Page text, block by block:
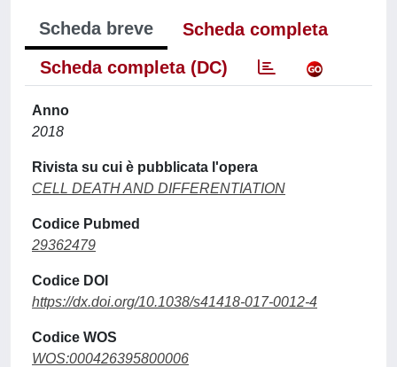
Scheda breve
Scheda completa
Scheda completa (DC)
Anno
2018
Rivista su cui è pubblicata l'opera
CELL DEATH AND DIFFERENTIATION
Codice Pubmed
29362479
Codice DOI
https://dx.doi.org/10.1038/s41418-017-0012-4
Codice WOS
WOS:000426395800006